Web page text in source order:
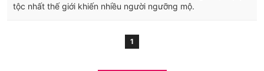
tộc nhất thế giới khiến nhiều người ngưỡng mộ.
1